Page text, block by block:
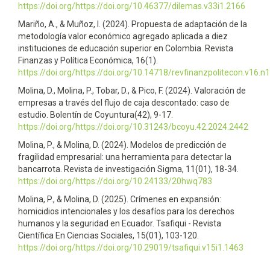
https://doi.org/https://doi.org/10.46377/dilemas.v33i1.2166
Mariño, A., & Muñoz, I. (2024). Propuesta de adaptación de la
metodología valor económico agregado aplicada a diez
instituciones de educación superior en Colombia. Revista
Finanzas y Política Económica, 16(1).
https://doi.org/https://doi.org/10.14718/
Molina, D., Molina, P., Tobar, D., & Pico, F. (2024). Valoración de
empresas a través del flujo de caja descontado: caso de
estudio. Bolentín de Coyuntura(42), 9-17.
https://doi.org/https://doi.org/10.31243/bcoyu.42.2024.2442
Molina, P., & Molina, D. (2024). Modelos de predicción de
fragilidad empresarial: una herramienta para detectar la
bancarrota. Revista de investigación Sigma, 11(01), 18-34.
https://doi.org/https://doi.org/10.24133/20hwq783
Molina, P., & Molina, D. (2025). Crímenes en expansión:
homicidios intencionales y los desafíos para los derechos
humanos y la seguridad en Ecuador. Tsafiqui - Revista
Científica En Ciencias Sociales, 15(01), 103-120.
https://doi.org/https://doi.org/10.29019/tsafiqui.v15i1.1463